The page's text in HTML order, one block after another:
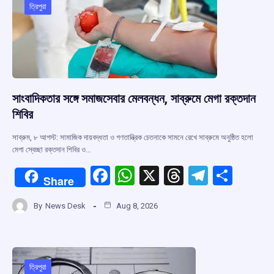
o
k
p
p
s
m
ত্রিপুরা
সাংবাদিকতার সঙ্গে সমাজসেবার মেলবন্ধন, সাব্রুমে মেগা রক্তদান
শিবির
সাব্রুম, ৮ আগস্ট: সামাজিক দায়বদ্ধতা ও গণতান্ত্রিক চেতনাকে সামনে রেখে সাব্রুমে অনুষ্ঠিত হলো
মেগা স্বেচ্ছা রক্তদান শিবির ও…
Share
F
ce
o
W
at
A
X
T
d
T
By News Desk Aug 8, 2026
ত্রিপুরা